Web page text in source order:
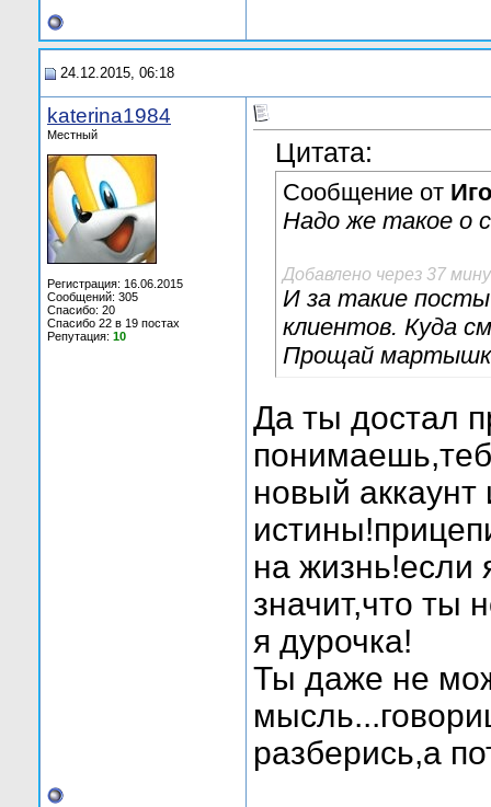
24.12.2015, 06:18
katerina1984
Местный
Регистрация: 16.06.2015
Сообщений: 305
Спасибо: 20
Спасибо 22 в 19 постах
Репутация: 10
Цитата:
Сообщение от
Надо же такое о
Добавлено через 37
И за такие
клиентов. Куда
Прощай
Да ты достал
новый
на жизнь!если
значит,что ты
я дурочка!
Ты даже не
разберись,а